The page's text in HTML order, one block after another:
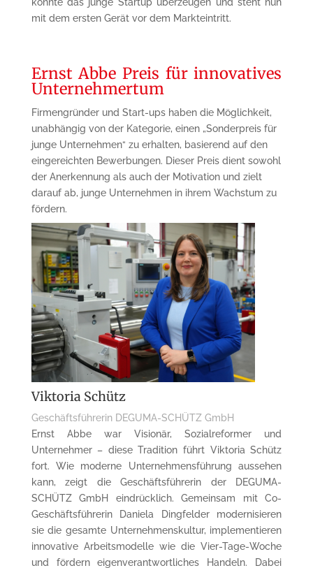
mit dem ersten Gerät vor dem Markteintritt.
Ernst Abbe Preis für innovatives
Unternehmertum
Firmengründer und Start-ups haben die Möglichkeit,
unabhängig von der Kategorie, einen „Sonderpreis für
junge Unternehmen“ zu erhalten, basierend auf den
eingereichten Bewerbungen. Dieser Preis dient sowohl
der Anerkennung als auch der Motivation und zielt
darauf ab, junge Unternehmen in ihrem Wachstum zu
fördern.
Viktoria Schütz
Geschäftsführerin DEGUMA-SCHÜTZ GmbH
Ernst Abbe war Visionär, Sozialreformer und
Unternehmer – diese Tradition führt Viktoria Schütz
fort. Wie moderne Unternehmensführung aussehen
kann, zeigt die Geschäftsführerin der DEGUMA-
SCHÜTZ GmbH eindrücklich. Gemeinsam mit Co-
Geschäftsführerin Daniela Dingfelder modernisieren
sie die gesamte Unternehmenskultur, implementieren
innovative Arbeitsmodelle wie die Vier-Tage-Woche
und fördern eigenverantwortliches Handeln. Dabei